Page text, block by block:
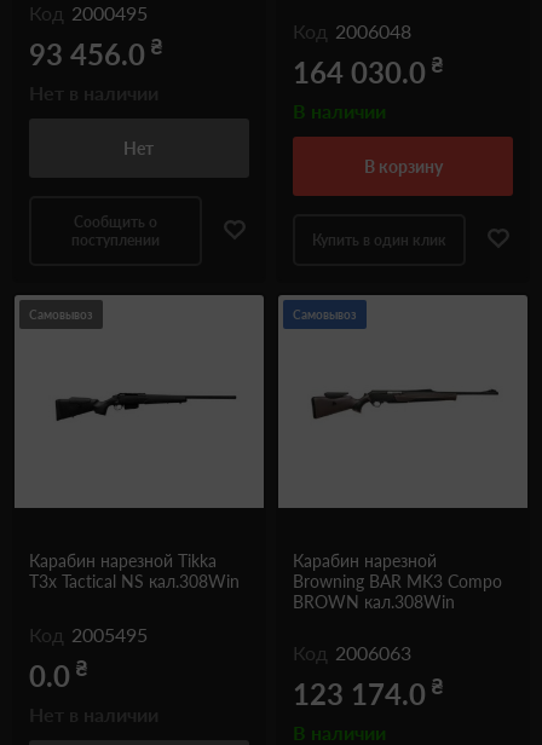
Код 2000495
93 456.0 ₴
Нет
Сообщить о
поступлении
Код 2006048
164 030.0 ₴
В наличии
в корзину
Купить в один клик
Самовывоз
Карабин нарезной Tikka
T3x Tactical NS кал.308Win
Код 2005495
0.0 ₴
Самовывоз
Карабин нарезной
Browning BAR MK3 Compo
BROWN кал.308Win
Код 2006063
123 174.0 ₴
В наличии